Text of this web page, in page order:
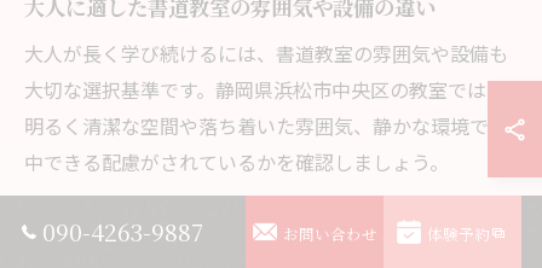
大人に適した書道教室の雰囲気や設備の違い
大人が長く学び続けるには、書道教室の雰囲気や設備も
大切な選択基準です。静岡県浜松市中央区の教室では、
明るく清潔な空間や落ち着いた雰囲気、静かな環境で集
中できる配慮がされているかを確認しましょう。
管サービス、待合スペースの有無なども大人にとっては
090-4263-9887 お問い合わせ 体験予約